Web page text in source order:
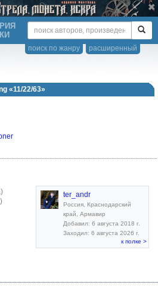
расширенный
поиск по жанру
«11/22/63»
ter_andr
Россия, Краснодарский
край, Армавир
Добавил: 6 августа 2018 г.
Заходил: 6 августа 2026 г.
к полке >